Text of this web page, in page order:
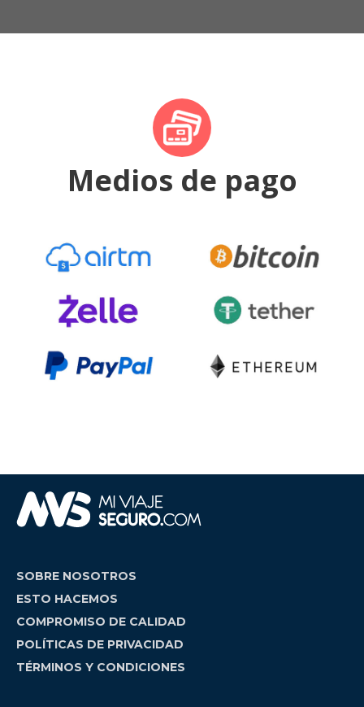
Medios de pago
SOBRE NOSOTROS
ESTO HACEMOS
COMPROMISO DE CALIDAD
POLÍTICAS DE PRIVACIDAD
TÉRMINOS Y CONDICIONES